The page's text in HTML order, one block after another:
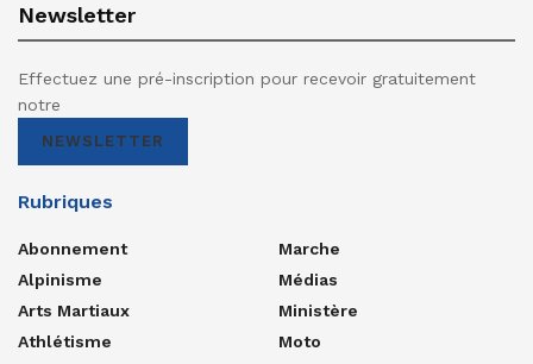
Newsletter
Effectuez une pré-inscription pour recevoir gratuitement
notre
NEWSLETTER
Rubriques
Abonnement
Alpinisme
Arts Martiaux
Athlétisme
Marche
Médias
Ministère
Moto